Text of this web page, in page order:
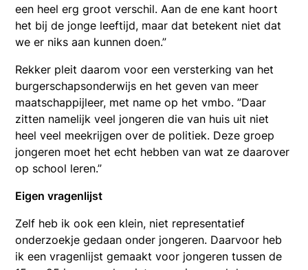
een heel erg groot verschil. Aan de ene kant hoort
het bij de jonge leeftijd, maar dat betekent niet dat
we er niks aan kunnen doen.”
Rekker pleit daarom voor een versterking van het
burgerschapsonderwijs en het geven van meer
maatschappijleer, met name op het vmbo. ”Daar
zitten namelijk veel jongeren die van huis uit niet
heel veel meekrijgen over de politiek. Deze groep
jongeren moet het echt hebben van wat ze daarover
op school leren.”
Eigen vragenlijst
Zelf heb ik ook een klein, niet representatief
onderzoekje gedaan onder jongeren. Daarvoor heb
ik een vragenlijst gemaakt voor jongeren tussen de